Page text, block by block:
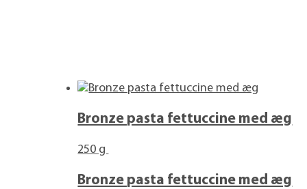
Bronze pasta fettuccine med æg
250 g
Bronze pasta fettuccine med æg